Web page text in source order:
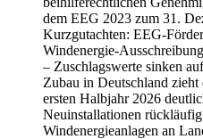
dem EEG 2023 zum 31.
Kurzgutachten: EEG-
Windenergie-
– Zuschlagswerte sinken
Zubau in Deutschland
ersten Halbjahr 2026
Neuinstallationen
Windenergieanlagen an